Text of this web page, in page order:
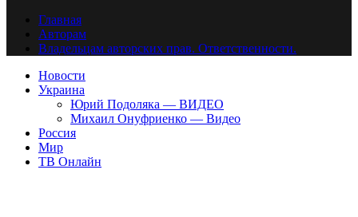
Главная
Авторам
Владельцам авторских прав. Ответственности.
Новости
Украина
Юрий Подоляка — ВИДЕО
Михаил Онуфриенко — Видео
Россия
Мир
ТВ Онлайн